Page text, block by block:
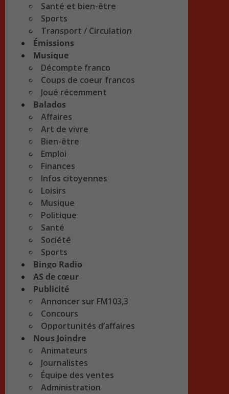
Santé et bien-être
Sports
Transport / Circulation
Émissions
Musique
Décompte franco
Coups de coeur francos
Joué récemment
Balados
Affaires
Art de vivre
Bien-être
Emploi
Finances
Infos citoyennes
Loisirs
Musique
Politique
Santé
Société
Sports
Bingo Radio
AS de cœur
Publicité
Annoncer sur FM103,3
Concours
Opportunités d’affaires
Nous Joindre
Animateurs
Journalistes
Équipe des ventes
Administration